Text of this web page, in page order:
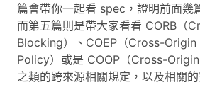
篇會帶你一起看 spec，證明前面幾
而第五篇則是帶大家看看 CORB（
Blocking）、COEP（Cross-
Policy）或是 COOP（Cross-
之類的跨來源相關規定，以及相關